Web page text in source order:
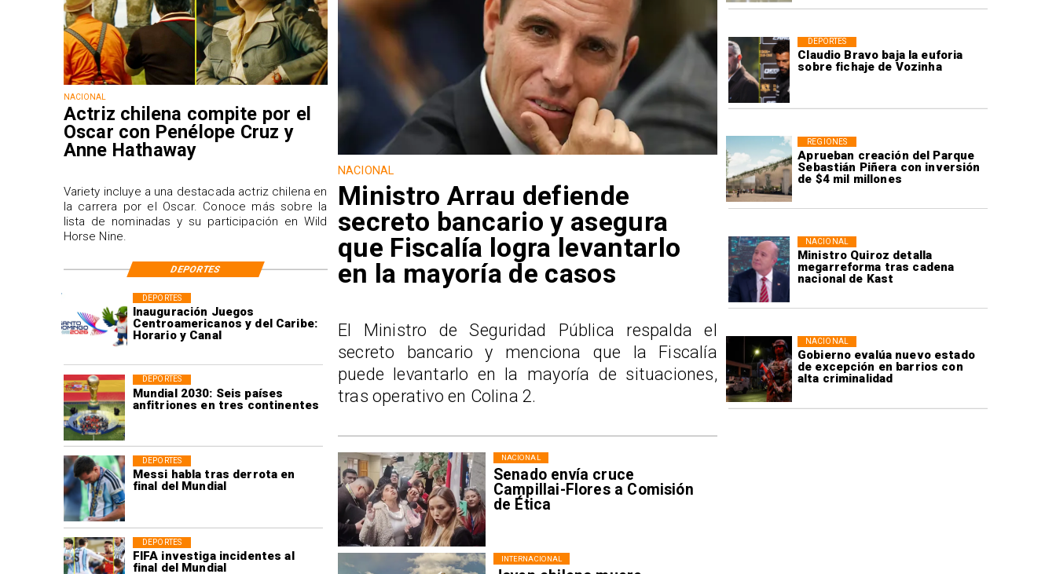
Claudio Bravo baja la euforia
sobre fichaje de Vozinha
DEPORTES
Aprueban creación del Parque
Sebastián Piñera con inversión
de $4 mil millones
REGIONES
Ministro Quiroz detalla
megarreforma tras cadena
nacional de Kast
NACIONAL
Gobierno evalúa nuevo estado
de excepción en barrios con
alta criminalidad
NACIONAL
Inauguración Juegos
Centroamericanos y del Caribe:
Horario y Canal
DEPORTES
Mundial 2030: Seis países
anfitriones en tres continentes
DEPORTES
Messi habla tras derrota en
final del Mundial
DEPORTES
FIFA investiga incidentes al
final del Mundial
DEPORTES
Senado envía cruce
Campillai-Flores a Comisión
de Ética
NACIONAL
INTERNACIONAL
NACIONAL
Actriz chilena compite por el
Oscar con Penélope Cruz y
Anne Hathaway
Variety incluye a una destacada actriz chilena en
la carrera por el Oscar. Conoce más sobre la
lista de nominadas y su participación en Wild
Horse Nine.
NACIONAL
Ministro Arrau defiende
secreto bancario y asegura
que Fiscalía logra levantarlo
en la mayoría de casos
El Ministro de Seguridad Pública respalda el
secreto bancario y menciona que la Fiscalía
puede levantarlo en la mayoría de situaciones,
tras operativo en Colina 2.
DEPORTES